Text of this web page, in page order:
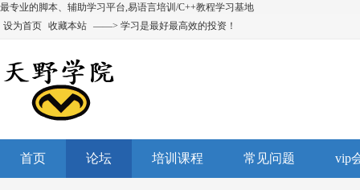
最专业的脚本、辅助学习平台,易语言培训/C++教程学习基地
设为首页 收藏本站 ——> 学习是最好最高效的投资！
首页 论坛 培训课程 常见问题 vip